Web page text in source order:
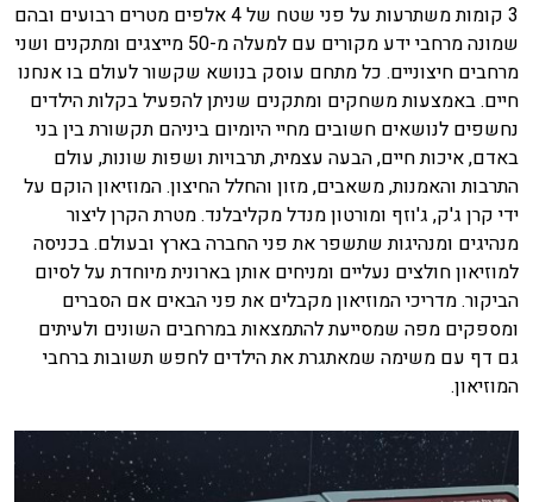
3 קומות משתרעות על פני שטח של 4 אלפים מטרים רבועים ובהם
שמונה מרחבי ידע מקורים עם למעלה מ-50 מייצגים ומתקנים ושני
מרחבים חיצוניים. כל מתחם עוסק בנושא שקשור לעולם בו אנחנו
חיים. באמצעות משחקים ומתקנים שניתן להפעיל בקלות הילדים
נחשפים לנושאים חשובים מחיי היומיום ביניהם תקשורת בין בני
באדם, איכות חיים, הבעה עצמית, תרבויות ושפות שונות, עולם
התרבות והאמנות, משאבים, מזון והחלל החיצון. המוזיאון הוקם על
ידי קרן ג'ק, ג'וזף ומורטון מנדל מקליבלנד. מטרת הקרן ליצור
מנהיגים ומנהיגות שתשפר את פני החברה בארץ ובעולם. בכניסה
למוזיאון חולצים נעליים ומניחים אותן בארונית מיוחדת על לסיום
הביקור. מדריכי המוזיאון מקבלים את פני הבאים אם הסברים
ומספקים מפה שמסייעת להתמצאות במרחבים השונים ולעיתים
גם דף עם משימה שמאתגרת את הילדים לחפש תשובות ברחבי
המוזיאון.